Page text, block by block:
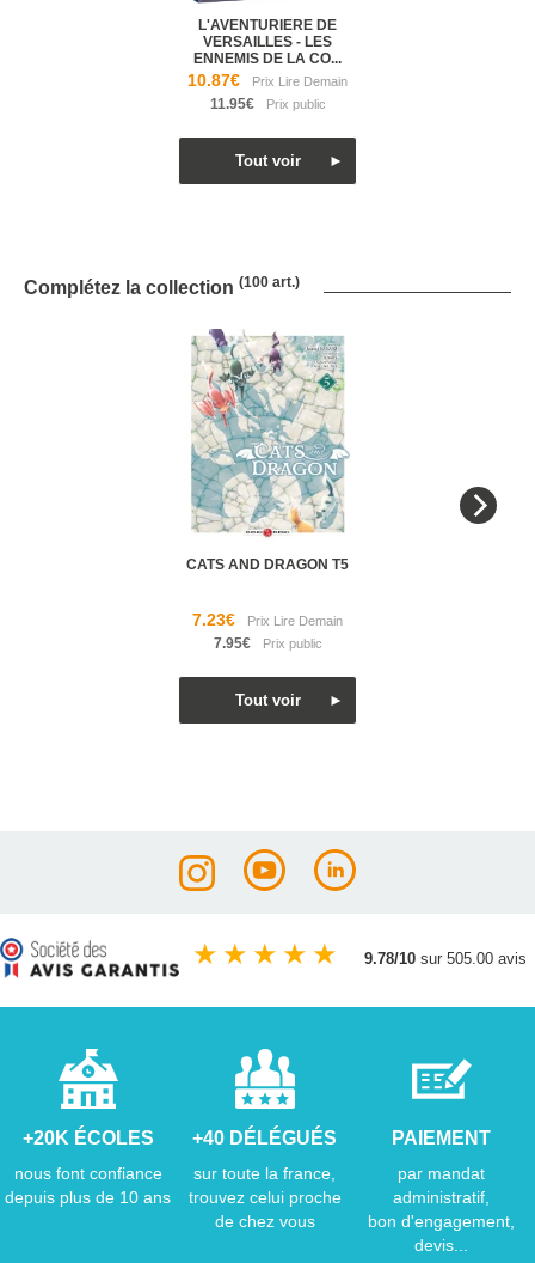
L'AVENTURIERE DE
VERSAILLES - LES
ENNEMIS DE LA CO...
10.87€
11.95€
Complétez la collection (100 art.)
CATS AND DRAGON T5
7.23€
7.95€
★ ★ ★ ★ ★ 9.78/10 sur 505.00 avis
+20K ÉCOLES
nous font confiance
depuis plus de 10 ans
+40 DÉLÉGUÉS
sur toute la france,
trouvez celui proche
de chez vous
PAIEMENT
par mandat
administratif,
bon d'engagement,
devis...